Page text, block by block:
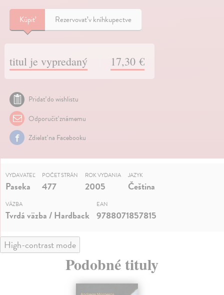
Kúpiť Rezervovať v kníhkupectve
titul je vypredaný 17,30 €
Pridať do wishlistu
Odporučiť známemu
Zdielať na Facebooku
VYDAVATEĽ
Paseka
POČET STRÁN
477
ROK VYDANIA
2005
JAZYK
Čeština
VÄZBA
Tvrdá väzba / Hardback
EAN
9788071857815
High-contrast mode
Podobné tituly